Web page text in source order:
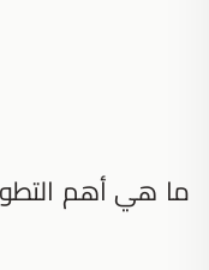
ما هي أهم